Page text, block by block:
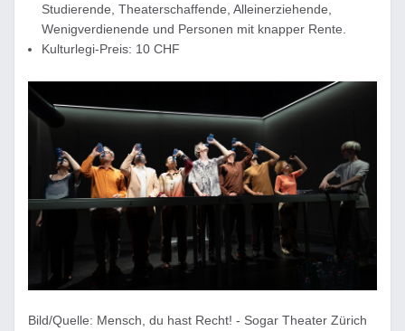
Studierende, Theaterschaffende, Alleinerziehende,
Wenigverdienende und Personen mit knapper Rente.
Kulturlegi-Preis: 10 CHF
Bild/Quelle: Mensch, du hast Recht! - Sogar Theater Zürich